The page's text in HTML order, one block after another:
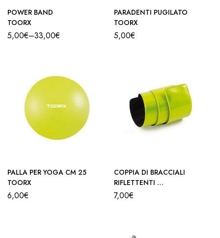
POWER BAND
TOORX
5,00€–33,00€
PARADENTI PUGILATO
TOORX
5,00€
PALLA PER YOGA CM 25
TOORX
6,00€
COPPIA DI BRACCIALI
RIFLETTENTI
TOORX
7,00€